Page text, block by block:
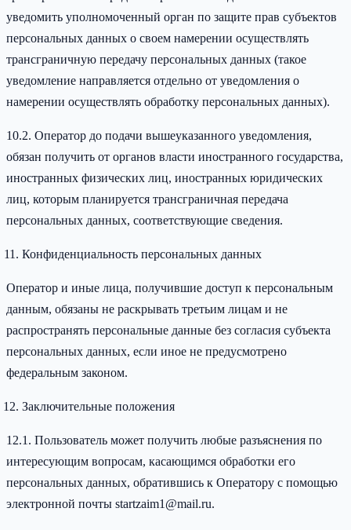
уведомить уполномоченный орган по защите прав субъектов
персональных данных о своем намерении осуществлять
трансграничную передачу персональных данных (такое
уведомление направляется отдельно от уведомления о
намерении осуществлять обработку персональных данных).
10.2. Оператор до подачи вышеуказанного уведомления,
обязан получить от органов власти иностранного государства,
иностранных физических лиц, иностранных юридических
лиц, которым планируется трансграничная передача
персональных данных, соответствующие сведения.
Конфиденциальность персональных данных
Оператор и иные лица, получившие доступ к персональным
данным, обязаны не раскрывать третьим лицам и не
распространять персональные данные без согласия субъекта
персональных данных, если иное не предусмотрено
федеральным законом.
Заключительные положения
12.1. Пользователь может получить любые разъяснения по
интересующим вопросам, касающимся обработки его
персональных данных, обратившись к Оператору с помощью
электронной почты startzaim1@mail.ru.